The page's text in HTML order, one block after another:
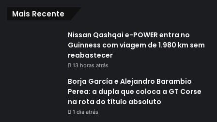
Mais Recente
Nissan Qashqai e-POWER entra no
Guinness com viagem de 1.980 km sem
reabastecer
13 horas atrás
Borja García e Alejandro Barambio
Perea: a dupla que coloca a GT Corse
na rota do título absoluto
1 dia atrás